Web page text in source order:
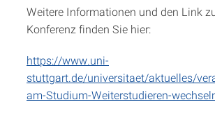
Weitere Informationen und den Link
Konferenz finden Sie hier:
https://www.uni-
stuttgart.de/universitaet/aktuelles/
am-Studium-Weiterstudieren-